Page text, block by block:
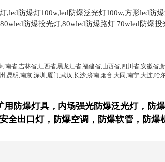
,led防爆灯100w,led防爆泛光灯100w,方形led防
防爆投光灯,80wled防爆路灯 70wled防爆
省,吉林省,江西省,黑龙江省,福建省,山西省,四川省,安徽省,
明,南京,深圳,厦门,武汉,长沙,济南,烟台,大同,南宁,大连,哈
用防爆灯具， 内场强光防爆泛光灯，防
全出口灯，防爆空调，防爆软管，防爆